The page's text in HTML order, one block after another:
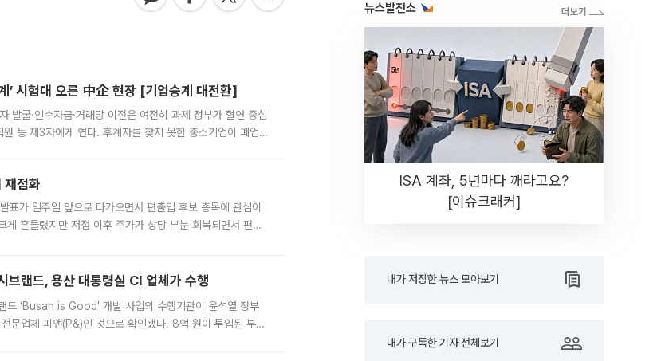
’ 시험대 오른 中企 현장 [기업승계 대전환]
굴·인수자금·거래망 이전은 여전히 과제 정부가 혈연 중심
등 제3자에게 연다. 후계자를 찾지 못한 중소기업이 폐업
점화
가 일주일 앞으로 다가오면서 편출입 후보 종목에 관심이
흔들렸지만 저점 이후 주가가 상당 부분 회복되면서 편입
랜드, 용산 대통령실 CI 업체가 수행
드 ‘Busan is Good’ 개발 사업의 수행기관이 윤석열 정부
문업체 피앤(P&)인 것으로 확인됐다. 8억 원이 투입된 부산
뉴스발전소
ISA 계좌, 5년마다 깨라고요?
[이슈크래커]
내가 저장한 뉴스 모아보기
내가 구독한 기자 전체보기